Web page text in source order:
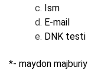
Ism
E-mail
DNK
*- maydon